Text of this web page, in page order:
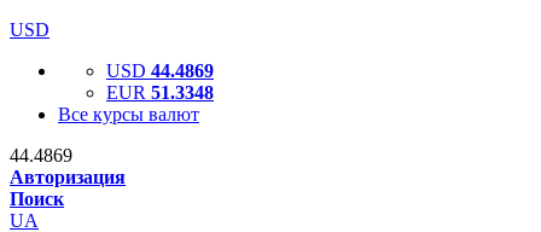
USD
USD 44.4869
EUR 51.3348
Все курсы валют
44.4869
Авторизация
Поиск
UA